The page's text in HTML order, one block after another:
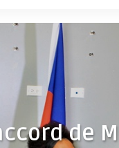
de